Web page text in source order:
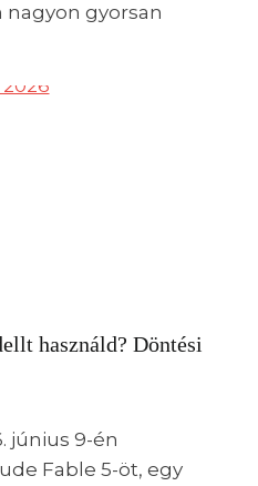
nagyon gyorsan
használd? Döntési
június 9-én
Fable 5-öt, egy